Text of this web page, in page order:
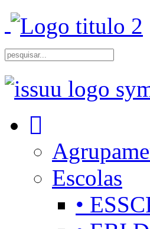
Escolas
•